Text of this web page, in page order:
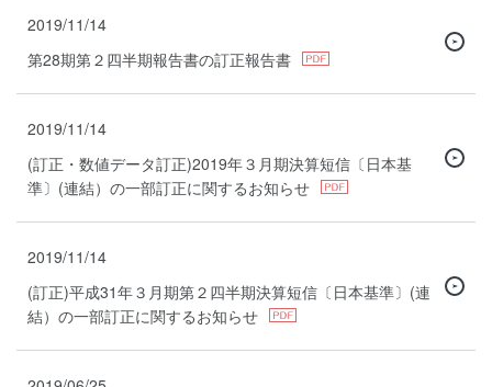
2019/11/14
第28期第２四半期報告書の訂正報告書
2019/11/14
(訂正・数値データ訂正)2019年３月期決算短信〔日本基
準〕(連結）の一部訂正に関するお知らせ
2019/11/14
(訂正)平成31年３月期第２四半期決算短信〔日本基準〕(連
結）の一部訂正に関するお知らせ